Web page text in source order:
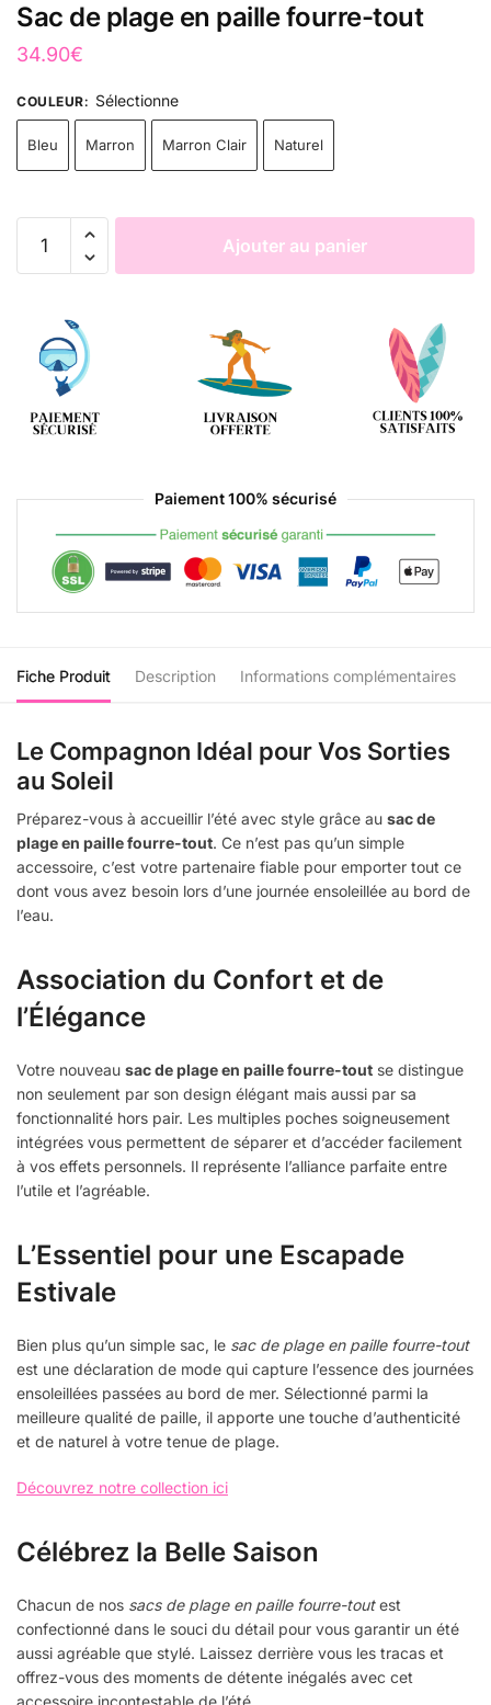
Sac de plage en paille fourre-tout
34.90€
COULEUR: Sélectionne
Bleu Marron Marron Clair Naturel
Ajouter au panier
Paiement 100% sécurisé
Fiche Produit Description Informations complémentaires
Le Compagnon Idéal pour Vos Sorties
au Soleil
Préparez-vous à accueillir l’été avec style grâce au sac de
plage en paille fourre-tout. Ce n’est pas qu’un simple
accessoire, c’est votre partenaire fiable pour emporter tout ce
dont vous avez besoin lors d’une journée ensoleillée au bord de
l’eau.
Association du Confort et de
l’Élégance
Votre nouveau sac de plage en paille fourre-tout se distingue
non seulement par son design élégant mais aussi par sa
fonctionnalité hors pair. Les multiples poches soigneusement
intégrées vous permettent de séparer et d’accéder facilement
à vos effets personnels. Il représente l’alliance parfaite entre
l’utile et l’agréable.
L’Essentiel pour une Escapade
Estivale
Bien plus qu’un simple sac, le sac de plage en paille fourre-tout
est une déclaration de mode qui capture l’essence des journées
ensoleillées passées au bord de mer. Sélectionné parmi la
meilleure qualité de paille, il apporte une touche d’authenticité
et de naturel à votre tenue de plage.
Découvrez notre collection ici
Célébrez la Belle Saison
Chacun de nos sacs de plage en paille fourre-toutest
confectionné dans le souci du détail pour vous garantir un été
aussi agréable que stylé. Laissez derrière vous les tracas et
offrez-vous des moments de détente inégalés avec cet
accessoire incontestable de l’été.